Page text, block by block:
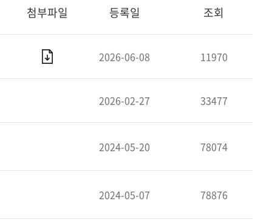
첨부파일 등록일 조회
2026-06-08 11970
2026-02-27 33477
2024-05-20 78074
2024-05-07 78876